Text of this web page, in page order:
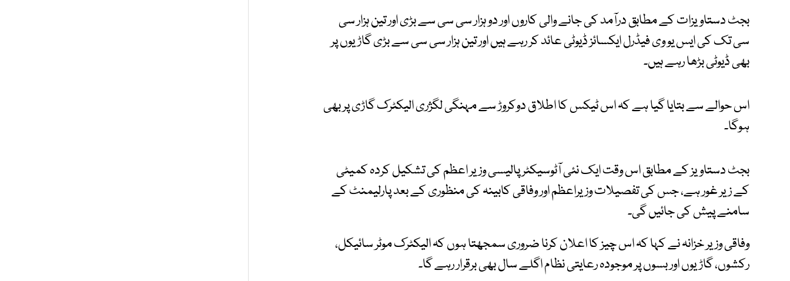
بجٹ دستاویزات کے مطابق درآمد کی جانے والی کاروں اور دو ہزار سی سی سے بڑی اور تین ہزار سی
سی تک کی ایس یو وی فیڈرل ایکسائز ڈیوٹی عائد کر رہے ہیں اور تین ہزار سی سی سے بڑی گاڑیوں پر
بھی ڈیوٹی بڑھا رہے ہیں۔
اس حوالے سے بتایا گیا ہے کہ اس ٹیکس کا اطلاق دوکروڑ سے مہنگی لگژری الیکٹرک گاڑی پر بھی
ہوگا۔
بجٹ دستاویز کے مطابق اس وقت ایک نئی آٹوسیکٹر پالیسی وزیر اعظم کی تشکیل کردہ کمیٹی
کے زیر غور ہے، جس کی تفصیلات وزیراعظم اور وفاقی کابینہ کی منظوری کے بعد پارلیمنٹ کے
سامنے پیش کی جائیں گی۔
وفاقی وزیر خزانہ نے کہا کہ اس چیز کا اعلان کرنا ضروری سمجھتا ہوں کہ الیکٹرک موٹر سائیکل،
رکشوں، گاڑیوں اور بسوں پر موجودہ رعایتی نظام اگلے سال بھی برقرار رہے گا۔